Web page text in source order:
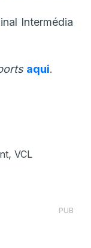
Intermédia
aqui.
, VCL
PUB